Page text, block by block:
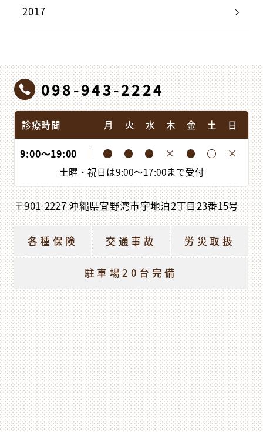
2017
098-943-2224
診療時間 月 火 水 木 金 土 日
9:00〜19:00
土曜・祝日は9:00〜17:00まで受付
〒901-2227 沖縄県宜野湾市宇地泊2丁目23番15号
各種保険 交通事故 労災取扱
駐車場20台完備